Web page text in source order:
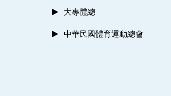
大專體總
中華民國體育運動總會